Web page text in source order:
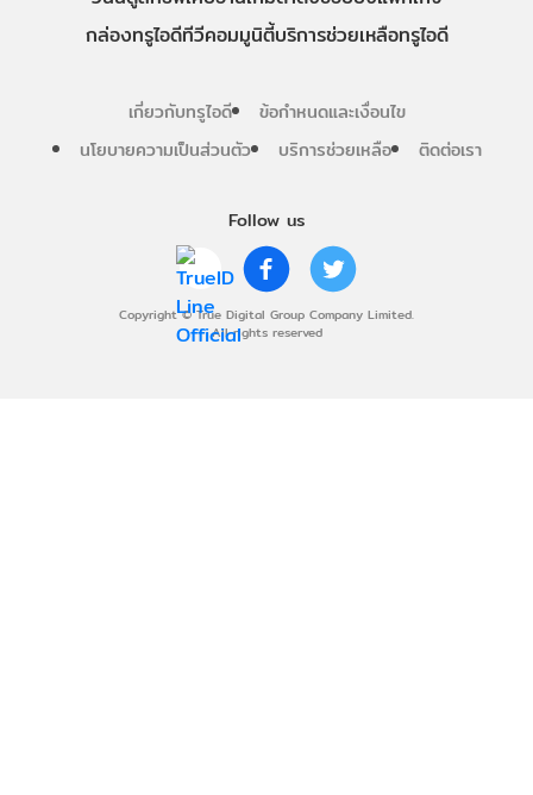
Follow us
Copyright © True Digital Group Company Limited.
All rights reserved
กล่องทรูไอดีทีวีคอมมูนิตี้บริการช่วยเหลือทรูไอดี
เกี่ยวกับทรูไอดี
ข้อกำหนดและเงื่อนไข
นโยบายความเป็นส่วนตัว
บริการช่วยเหลือ ติดต่อเรา